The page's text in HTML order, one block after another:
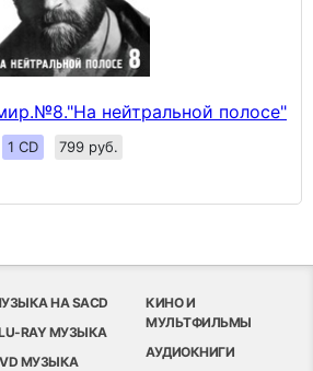
нейтральной полосе"
1 CD 799 руб.
НА SACD
RAY МУЗЫКА
МУЗЫКА
КИНО И
МУЛЬТФИЛЬМЫ
АУДИОКНИГИ